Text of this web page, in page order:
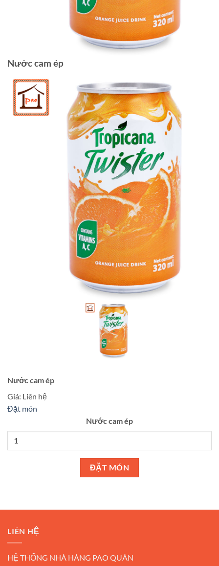
Nước cam ép
Nước cam ép
Giá: Liên hệ
Đặt món
Nước cam ép
ĐẶT MÓN
LIÊN HỆ
HỆ THỐNG NHÀ HÀNG PAO QUÁN